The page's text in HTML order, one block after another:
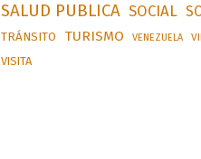
SALUD PUBLICA SOCIAL
TRÁNSITO TURISMO VENEZUELA
VISITA